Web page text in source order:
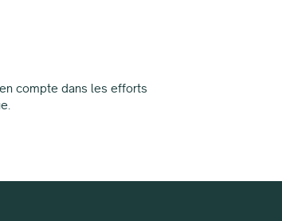
compte dans les efforts